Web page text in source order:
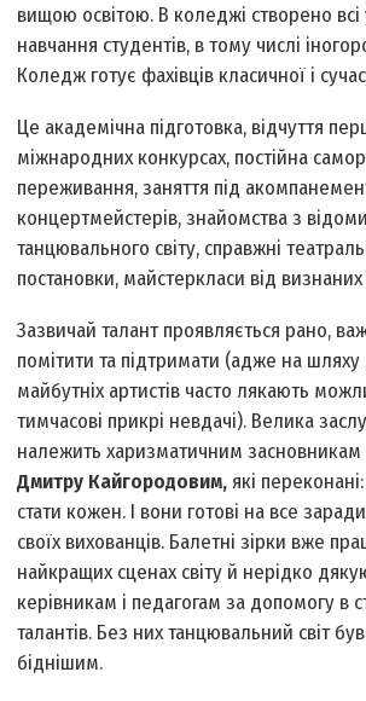
вищою освітою. В колед­жі створено
навчання студентів, в тому числі
Коледж готує фахівців класичної і
Це академічна підготовка, відчуття
міжнародних конкурсах, постійна
переживання, заняття під
концертмейстерів, знайомства з
танцювального світу, справжні
постановки, майстер­класи від
Зазвичай талант проявляється рано,
помітити та підтримати (адже на шляху
майбутніх артистів часто лякають
тимчасові прикрі невдачі). Велика
належить харизматичним засновникам
Дмитру Кайгородовим,які
стати кожен. І вони готові на все
своїх вихованців. Балетні зірки вже
найкращих сценах світу й нерідко
керівникам і педагогам за допомогу в
талантів. Без них танцювальний світ
біднішим.